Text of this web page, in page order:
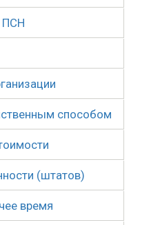
ПСН
способом
(штатов)
время